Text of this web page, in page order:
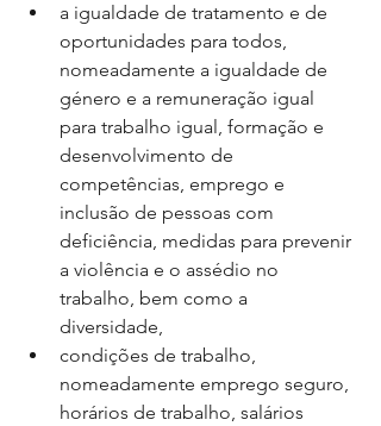
a igualdade de tratamento e de
oportunidades para todos,
nomeadamente a igualdade de
género e a remuneração igual
para trabalho igual, formação e
desenvolvimento de
competências, emprego e
inclusão de pessoas com
deficiência, medidas para prevenir
a violência e o assédio no
trabalho, bem como a
diversidade,
condições de trabalho,
nomeadamente emprego seguro,
horários de trabalho, salários